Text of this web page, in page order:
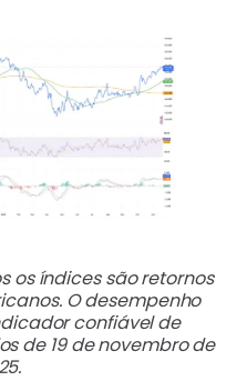
os índices são retornos
O desempenho
confiável de
de 19 de novembro de